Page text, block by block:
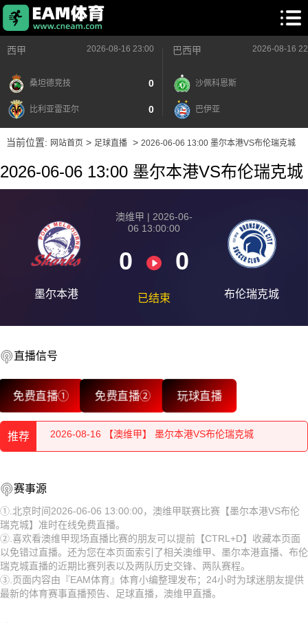
西甲 2026-08-16 23:00
桑坦德竞技 0
比利亚雷亚尔 0
巴西甲 2026-08-16
沙佩科恩斯
巴伊亚
当前位置: 网站首页> 足球直播> 2026-06-06 13:00 墨尔本港VS布伦瑞克城
2026-06-06 13:00 墨尔本港VS布伦瑞克城
墨尔本港
澳维甲 | 2026-06-
06 13:00:00
0 0
已结束 布伦瑞克城
直播信号
免费直播① 免费直播② 玩球直播
推荐
2026-08-16 【澳维甲】 墨尔本港VS布伦瑞克城
2026-08-16 【澳维甲】 墨尔本港VS布伦瑞克城
2026-08-16 【澳维甲】 墨尔本港VS布伦瑞克城
2026-08-16 【澳维甲】 墨尔本港VS布伦瑞克城
2026-08-16 【澳维甲】 墨尔本港VS布伦瑞克城
2026-08-16 【澳维甲】 墨尔本港VS布伦瑞克城
2026-08-16 【澳维甲】 墨尔本港VS布伦瑞克城
2026-08-16 【澳维甲】 墨尔本港VS布伦瑞克城
2026-08-16 【澳维甲】 墨尔本港VS布伦瑞克城
赛事源
①.北京时间2026-06-06 13:00:00，澳维甲联赛比赛【墨尔本港VS布伦
瑞克城】准时在线免费直播。
②.喜欢看澳维甲现场直播比赛的朋友可以提前【CTRL+D】收藏本页面
以免错过直播。还为您在本页面索引了相关澳维甲、墨尔本港直播、布伦
瑞克城直播的近期比赛列表以及两队历史交锋、两队赛程。
③.页面内容由『EAM体育』体育小编整理发布；24小时为球迷朋友提供
最新的体育赛事直播预告、足球直播，澳维甲直播。